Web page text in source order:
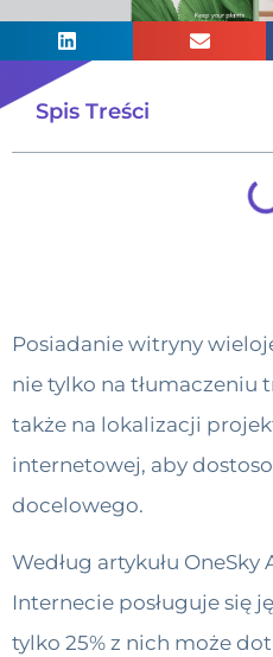
Spis Treści
Posiadanie witryny
nie tylko na tłumaczeniu
także na lokalizacji
internetowej, aby
docelowego.
Według artykułu OneSky
Internecie posługuje się
tylko 25% z nich może